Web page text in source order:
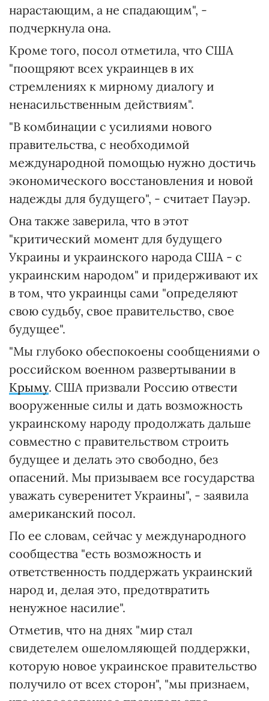
нарастающим, а не спадающим", -
подчеркнула она.
Кроме того, посол отметила, что США
"поощряют всех украинцев в их
стремлениях к мирному диалогу и
ненасильственным действиям".
"В комбинации с усилиями нового
правительства, с необходимой
международной помощью нужно достичь
экономического восстановления и новой
надежды для будущего", - считает Пауэр.
Она также заверила, что в этот
"критический момент для будущего
Украины и украинского народа США - с
украинским народом" и придерживают их
в том, что украинцы сами "определяют
свою судьбу, свое правительство, свое
будущее".
"Мы глубоко обеспокоены сообщениями о
российском военном развертывании в
Крыму. США призвали Россию отвести
вооруженные силы и дать возможность
украинскому народу продолжать дальше
совместно с правительством строить
будущее и делать это свободно, без
опасений. Мы призываем все государства
уважать суверенитет Украины", - заявила
американский посол.
По ее словам, сейчас у международного
сообщества "есть возможность и
ответственность поддержать украинский
народ и, делая это, предотвратить
ненужное насилие".
Отметив, что на днях "мир стал
свидетелем ошеломляющей поддержки,
которую новое украинское правительство
получило от всех сторон", "мы признаем,